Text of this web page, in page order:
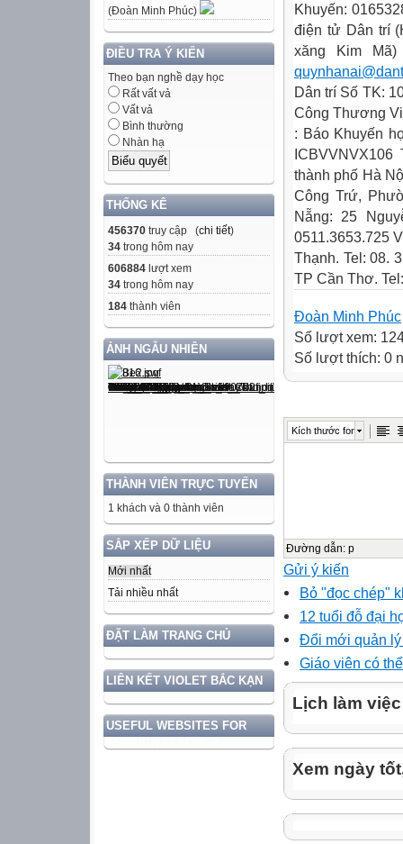
(Đoàn Minh Phúc)
ĐIỀU TRA Ý KIẾN
Theo bạn nghề dạy học
Rất vất vả
Vất vả
Bình thường
Nhàn hạ
THỐNG KÊ
456370 truy cập (chi tiết)
34 trong hôm nay
606884 lượt xem
34 trong hôm nay
184 thành viên
ẢNH NGẪU NHIÊN
THÀNH VIÊN TRỰC TUYẾN
1 khách và 0 thành viên
SẮP XẾP DỮ LIỆU
Mới nhất
Tải nhiều nhất
ĐẶT LÀM TRANG CHỦ
LIÊN KẾT VIOLET BẮC KẠN
USEFUL WEBSITES FOR
Khuyến:
điện tử Dân trí
xăng Kim
Dân trí Số TK:
Công Thương
: Báo Khuyến
thành phố Hà
Công Trứ,
Nẵng: 25
0511.3653.725
Thạnh. Tel: 08.
TP Cần Thơ.
Đoàn Minh Phúc
Số lượt xem:
Số lượt thích: 0
Kích thước font
Đường dẫn: p
Gửi ý kiến
Bỏ "đọc chép"
12 tuổi đỗ đại
Đổi mới quản
Giáo viên có
Lịch làm việc
Xem ngày